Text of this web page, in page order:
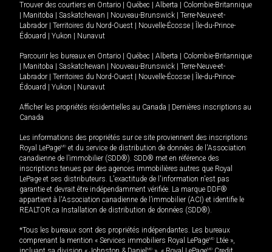
Trouver des courtiers en Ontario Québec Alberta
Colombie-Britannique
Manitoba Saskatchewan Nouveau-Brunswick
Terre-Neuve-et-
Labrador
Territoires du Nord-Ouest Nouvelle-Écosse
Île-du-Prince-
Édouard
Yukon Nunavut
Parcourir les bureaux en Ontario Québec Alberta
Colombie-Britannique
Manitoba Saskatchewan Nouveau-Brunswick
Terre-Neuve-et-
Labrador
Territoires du Nord-Ouest Nouvelle-Écosse
Île-du-Prince-
Édouard
Yukon Nunavut
Afficher les propriétés résidentielles au Canada
Dernières inscriptions au
Canada
Les informations des propriétés sur ce site proviennent des inscriptions
Royal LePageMD et du service de distribution de données de l'Association
canadienne de l’immobilier (SDD®). SDD® met en référence des
inscriptions tenues par des agences immobilières autres que Royal
LePage et ses distributeurs. L'exactitude de l'information n'est pas
garantie et devrait être indépendamment vérifiée. La marque DDF®
appartient à l'Association canadienne de l’immobilier (ACI) et identifie le
REALTOR.ca Installation de distribution de données (SDD®).
*Tous les bureaux sont des propriétés indépendantes. Les bureaux
comprenant la mention « Services immobiliers Royal LePageMD Ltée »,
MD MD